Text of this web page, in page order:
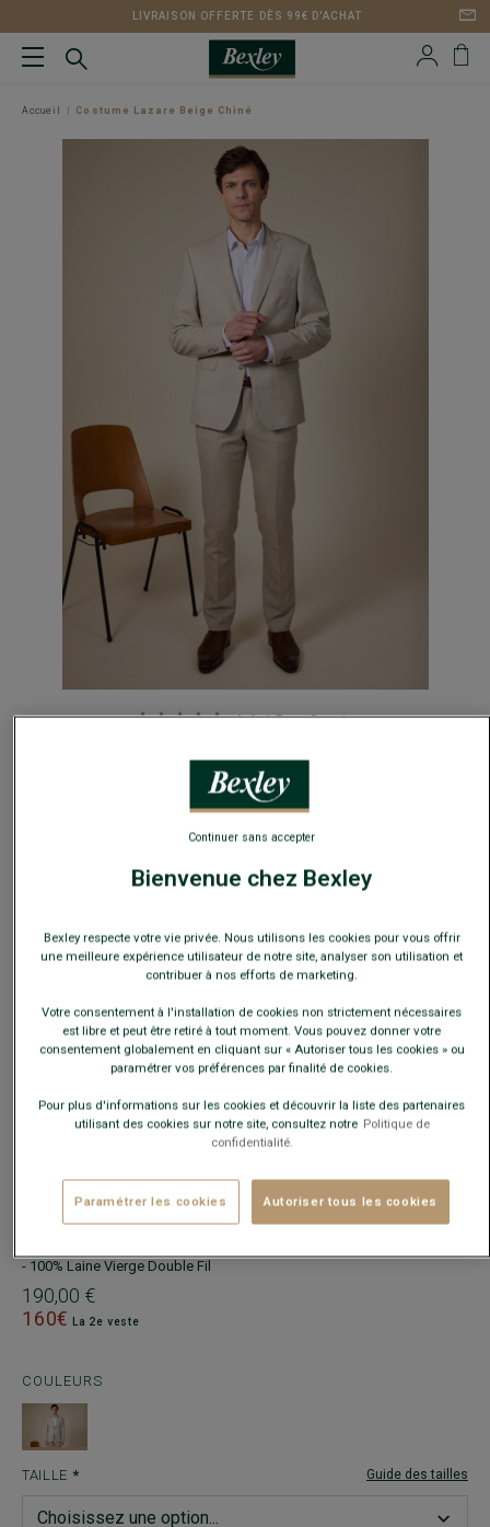
LIVRAISON OFFERTE DÈS 99€ D'ACHAT
Accueil Costume Lazare Beige Chiné
4.6 / 5- 8avis
COSTUME LAZARE BEIGE CHINÉ
Le costume Lazare est un costume classique, simple et
élégant, pour une allure chic en toute circonstance.
Soigneusement confectionné dans un tissu haut de gamme
en pure laine vierge double fil d’une maison italienne de
monde, produisant les draperies parmi les plus luxueuses
pour homme depuis 15 générations.
- 100% Laine Vierge Double Fil
190,00 €
160€
La 2e veste
COULEURS
TAILLE Guide des tailles
Bienvenue chez Bexley
Bexley respecte votre vie privée. Nous utilisons les cookies pour vous offrir
une meilleure expérience utilisateur de notre site, analyser son utilisation et
contribuer à nos efforts de marketing.
Votre consentement à l'installation de cookies non strictement nécessaires
est libre et peut être retiré à tout moment. Vous pouvez donner votre
consentement globalement en cliquant sur « Autoriser tous les cookies » ou
paramétrer vos préférences par finalité de cookies.
Pour plus d'informations sur les cookies et découvrir la liste des partenaires
utilisant des cookies sur notre site, consultez notre Politique de
confidentialité.
Paramétrer les cookies Autoriser tous les cookies
Continuer sans accepter